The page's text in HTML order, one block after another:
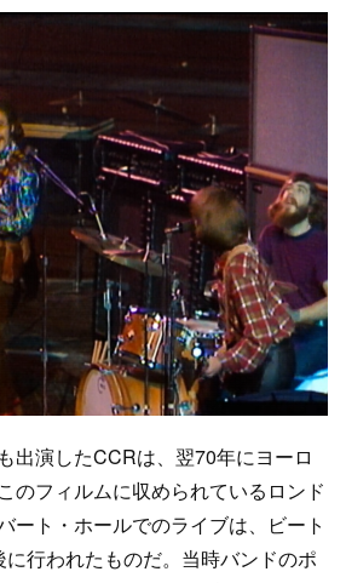
出演したCCRは、翌70年にヨーロ
のフィルムに収められているロンド
ート・ホールでのライブは、ビート
行われたものだ。当時バンドのポ